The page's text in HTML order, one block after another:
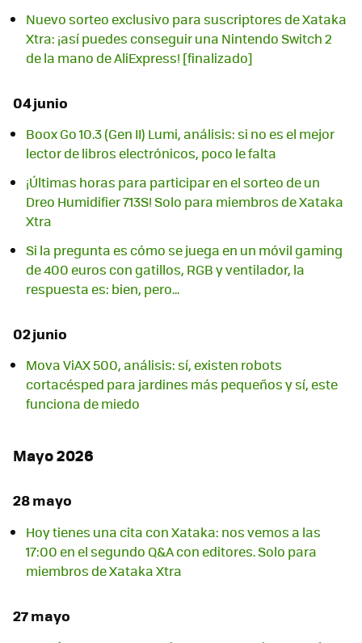
Nuevo sorteo exclusivo para suscriptores de Xataka
Xtra: ¡así puedes conseguir una Nintendo Switch 2
de la mano de AliExpress! [finalizado]
04 junio
Boox Go 10.3 (Gen II) Lumi, análisis: si no es el mejor
lector de libros electrónicos, poco le falta
¡Últimas horas para participar en el sorteo de un
Dreo Humidifier 713S! Solo para miembros de Xataka
Xtra
Si la pregunta es cómo se juega en un móvil gaming
de 400 euros con gatillos, RGB y ventilador, la
respuesta es: bien, pero...
02 junio
Mova ViAX 500, análisis: sí, existen robots
cortacésped para jardines más pequeños y sí, este
funciona de miedo
Mayo 2026
28 mayo
Hoy tienes una cita con Xataka: nos vemos a las
17:00 en el segundo Q&A con editores. Solo para
miembros de Xataka Xtra
27 mayo